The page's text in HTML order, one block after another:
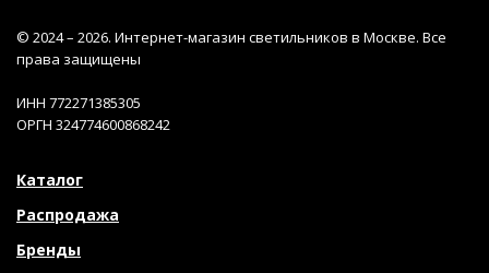
© 2024 – 2026. Интернет-магазин светильников в Москве. Все
права защищены
ИНН 772271385305
ОРГН 324774600868242
Каталог
Распродажа
Бренды